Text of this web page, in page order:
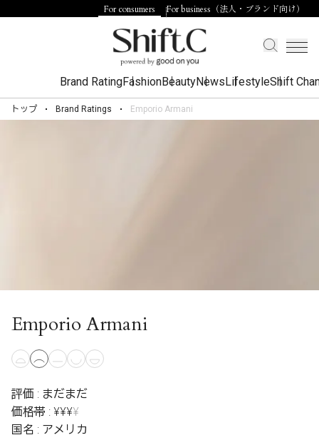
For consumers For business（法人・ブランド向け）
Brand RatingFashionBeautyNewsLifestyleShift
トップ Brand Ratings Emporio Armani
Emporio Armani
評価 : まだまだ
価格帯 : ¥¥¥¥
国名 : アメリカ